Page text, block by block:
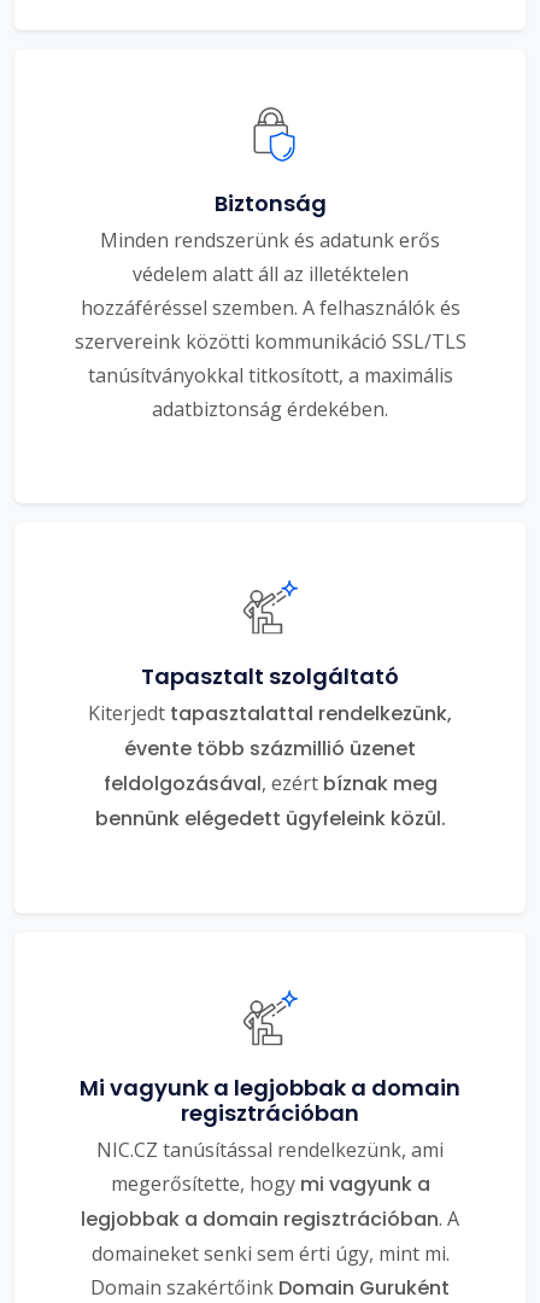
Biztonság
Minden rendszerünk és adatunk erős
védelem alatt áll az illetéktelen
hozzáféréssel szemben. A felhasználók és
szervereink közötti kommunikáció SSL/TLS
tanúsítványokkal titkosított, a maximális
adatbiztonság érdekében.
Tapasztalt szolgáltató
Kiterjedt tapasztalattal rendelkezünk,
évente több százmillió üzenet
feldolgozásával, ezért bíznak meg
bennünk elégedett ügyfeleink közül.
Mi vagyunk a legjobbak a domain
regisztrációban
NIC.CZ tanúsítással rendelkezünk, ami
megerősítette, hogy mi vagyunk a
legjobbak a domain regisztrációban. A
domaineket senki sem érti úgy, mint mi.
Domain szakértőink Domain Guruként